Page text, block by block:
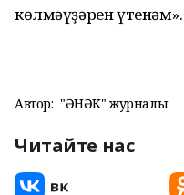
көлмәүҙәрен үтенәм».
Автор: "ҺӘНӘК" журналы
Читайте нас